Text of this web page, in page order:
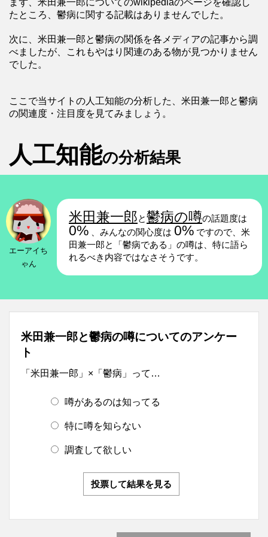
まず、米田兼一郎についてのwikipediaのページを確認し
たところ、鬱病に関する記載はありませんでした。
次に、米田兼一郎と鬱病の関係を各メディアの記事から調
べましたが、これもやはり関連のある物が見つかりません
でした。
ここで当サイトの人工知能の分析した、米田兼一郎と鬱病
の関連度・注目度を見てみましょう。
人工知能の分析結果
エーアイち
ゃん
米田兼一郎と鬱病の噂の話題度は
0% 、みんなの関心度は 0% ですので、米
田兼一郎と「鬱病である」の噂は、特に語ら
れるべき内容ではなさそうです。
米田兼一郎と鬱病の噂についてのアンケー
ト
「米田兼一郎」×「鬱病」って…
噂があるのは知ってる
特に噂を知らない
調査して欲しい
投票して結果を見る